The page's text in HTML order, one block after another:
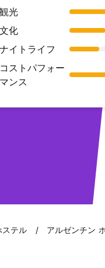
観光
文化
ナイトライフ
コストパフォー
マンス
ステル アルゼンチン